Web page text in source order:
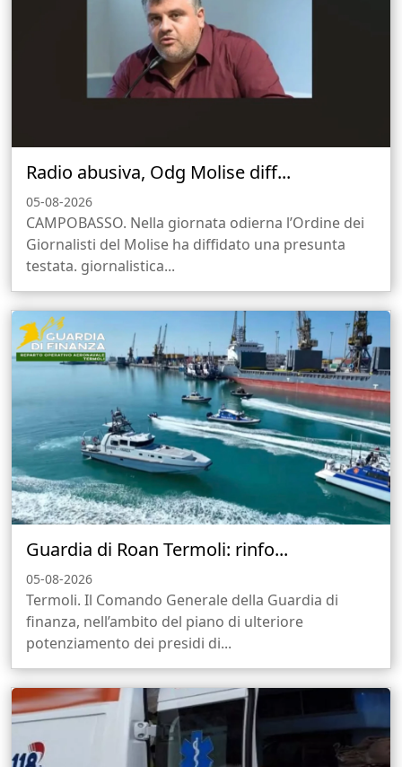
Radio abusiva, Odg Molise diff...
05-08-2026
CAMPOBASSO. Nella giornata odierna l’Ordine dei
Giornalisti del Molise ha diffidato una presunta
testata. giornalistica...
Guardia di Roan Termoli: rinfo...
05-08-2026
Termoli. Il Comando Generale della Guardia di
finanza, nell’ambito del piano di ulteriore
potenziamento dei presidi di...